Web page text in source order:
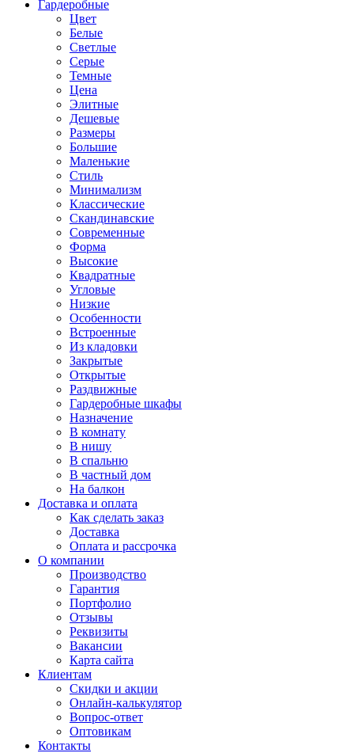
Гардеробные
Цвет
Белые
Светлые
Серые
Темные
Цена
Элитные
Дешевые
Размеры
Большие
Маленькие
Стиль
Минимализм
Классические
Скандинавские
Современные
Форма
Высокие
Квадратные
Угловые
Низкие
Особенности
Встроенные
Из кладовки
Закрытые
Открытые
Раздвижные
Гардеробные шкафы
Назначение
В комнату
В нишу
В спальню
В частный дом
На балкон
Доставка и оплата
Как сделать заказ
Доставка
Оплата и рассрочка
О компании
Производство
Гарантия
Портфолио
Отзывы
Реквизиты
Вакансии
Карта сайта
Клиентам
Скидки и акции
Онлайн-калькулятор
Вопрос-ответ
Оптовикам
Контакты